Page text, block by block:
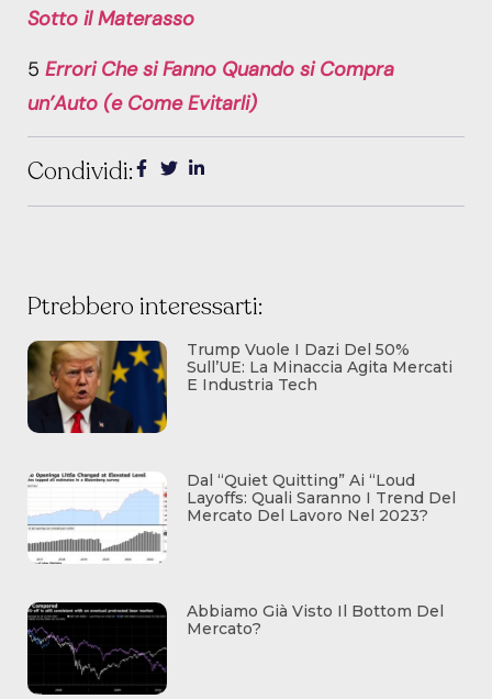
Sotto il Materasso
5 Errori Che si Fanno Quando si Compra
un’Auto (e Come Evitarli)
Condividi:
Ptrebbero interessarti:
Trump Vuole I Dazi Del 50%
Sull’UE: La Minaccia Agita Mercati
E Industria Tech
Dal “quiet Quitting” Ai “loud
Layoffs: Quali Saranno I Trend Del
Mercato Del Lavoro Nel 2023?
Abbiamo Già Visto Il Bottom Del
Mercato?